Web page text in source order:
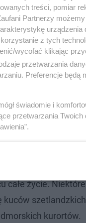
mieszkańców.
one jak
od miast
całe życie.
kurortów.
treści, pomiar
Partnerzy
urządzenia
z tych
wycofać klikając
przetwarzania
Preferencje będą
świadomie i
przetwarzania